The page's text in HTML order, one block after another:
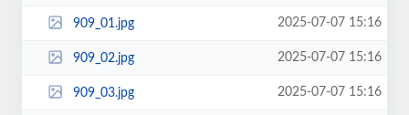
909_01.jpg 2025-07-07 15:16
909_02.jpg 2025-07-07 15:16
909_03.jpg 2025-07-07 15:16